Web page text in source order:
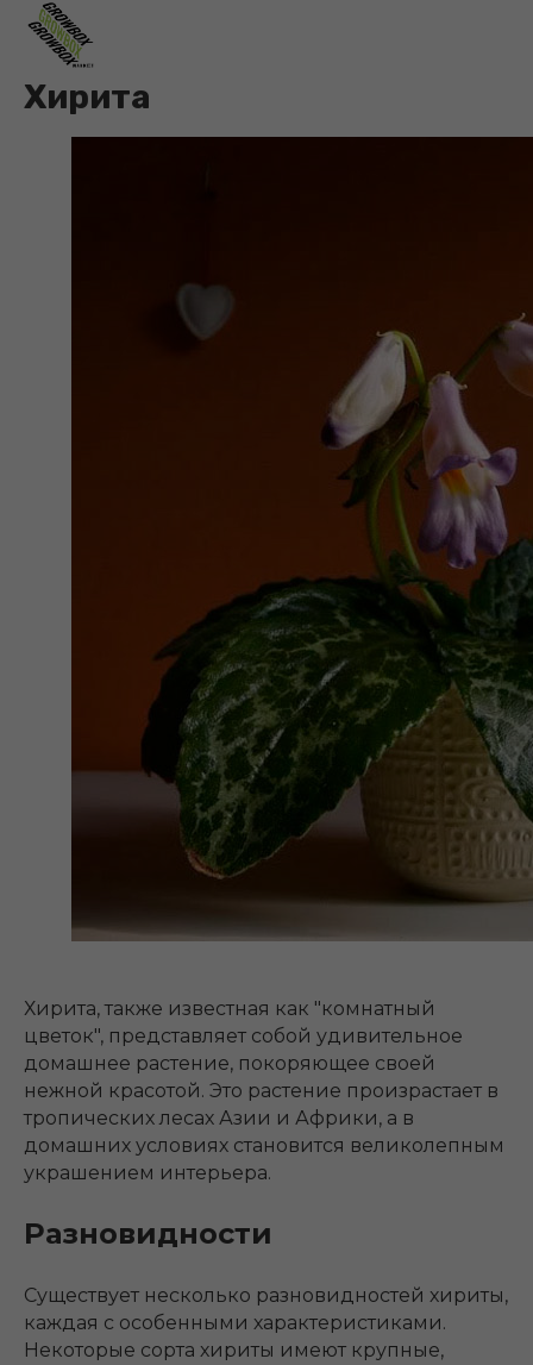
Хирита
Хирита, также известная как "комнатный
цветок", представляет собой удивительное
домашнее растение, покоряющее своей
нежной красотой. Это растение произрастает в
тропических лесах Азии и Африки, а в
домашних условиях становится великолепным
украшением интерьера.
Разновидности
Существует несколько разновидностей хириты,
каждая с особенными характеристиками.
Некоторые сорта хириты имеют крупные,